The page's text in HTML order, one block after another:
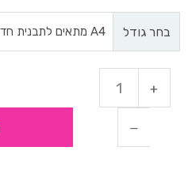
בחר גודל